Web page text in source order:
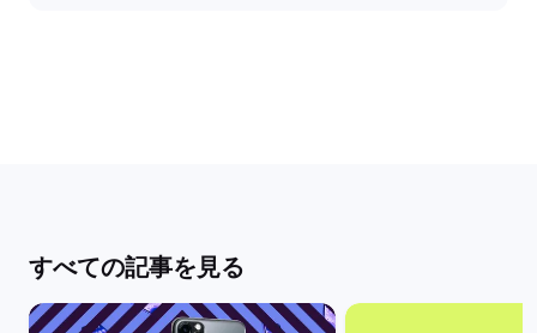
すべての記事を見る